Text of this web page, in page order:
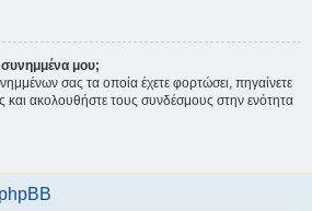
μου;
σας τα οποία έχετε φορτώσει, πηγαίνετε
ακολουθήστε τους συνδέσμους στην ενότητα